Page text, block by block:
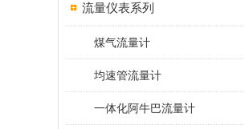
流量仪表系列
煤气流量计
均速管流量计
一体化阿牛巴流量计